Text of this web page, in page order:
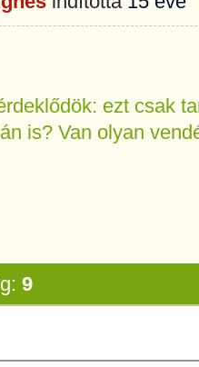
ezt csak
is? Van olyan
9